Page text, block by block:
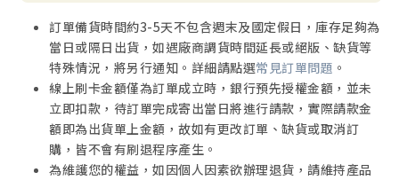
訂單備貨時間約3-5天不包含週末及國定假日，庫存足夠為
當日或隔日出貨，如遇廠商調貨時間延長或絕版、缺貨等
特殊情況，將另行通知。詳細請點選常見訂單問題 。
線上刷卡金額僅為訂單成立時，銀行預先授權金額，並未
立即扣款，待訂單完成寄出當日將進行請款，實際請款金
額即為出貨單上金額，故如有更改訂單、缺貨或取消訂
購，皆不會有刷退程序產生。
為維護您的權益，如因個人因素欲辦理退貨，請維持產品